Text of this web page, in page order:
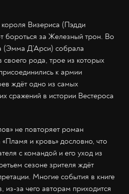
Визериса (Пэдди
бороться за Железный трон. Во
(Эмма Д’Арси) собрала
рода, трое из которых
к армии
ждёт одно из самых
сражений в истории Вестероса
не повторяет роман
и кровь» дословно, что
с командой и его уход из
сезоне зрителя ждёт
Многие события в книге
из-за чего авторам приходится